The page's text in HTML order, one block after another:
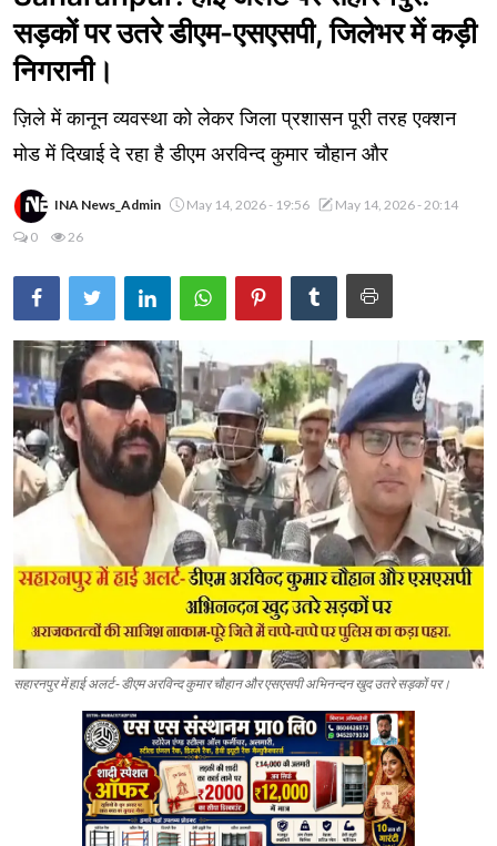
सड़कों पर उतरे डीएम-एसएसपी, जिलेभर में कड़ी
निगरानी।
ज़िले में कानून व्यवस्था को लेकर जिला प्रशासन पूरी तरह एक्शन
मोड में दिखाई दे रहा है डीएम अरविन्द कुमार चौहान और
INA News_Admin May 14, 2026 - 19:56
May 14, 2026 - 20:14
0
26
सहारनपुर में हाई अलर्ट- डीएम अरविन्द कुमार चौहान और एसएसपी अभिनन्दन खुद उतरे सड़कों पर।